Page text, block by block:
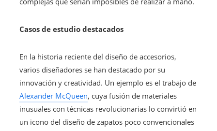
Casos de estudio destacados
En la historia reciente del diseño de accesorios,
varios diseñadores se han destacado por su
innovación y creatividad. Un ejemplo es el trabajo de
Alexander McQueen, cuya fusión de materiales
inusuales con técnicas revolucionarias lo convirtió en
un icono del diseño de zapatos poco convencionales